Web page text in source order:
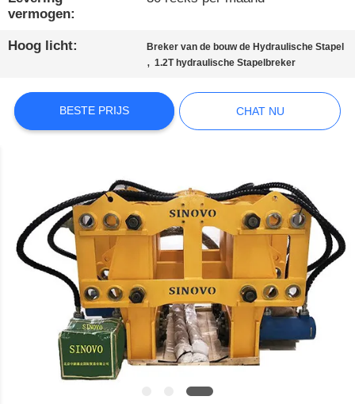
CHAT
COMPANY
NEWS
SITEMAP
PRIVACYBELEID
vermogen:
Hoog licht: Breker van de bouw de Hydraulische Stapel
,1.2T hydraulische Stapelbreker
BESTE PRIJS CHAT NU